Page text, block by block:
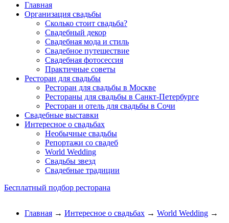
Главная
Организация свадьбы
Сколько стоит свадьба?
Свадебный декор
Свадебная мода и стиль
Свадебное путешествие
Свадебная фотосессия
Практичные советы
Ресторан для свадьбы
Ресторан для свадьбы в Москве
Рестораны для свадьбы в Санкт-Петербурге
Ресторан и отель для свадьбы в Сочи
Свадебные выставки
Интересное о свадьбах
Необычные свадьбы
Репортажи со свадеб
World Wedding
Свадьбы звезд
Свадебные традиции
Бесплатный подбор ресторана
Главная → Интересное о свадьбах → World Wedding →